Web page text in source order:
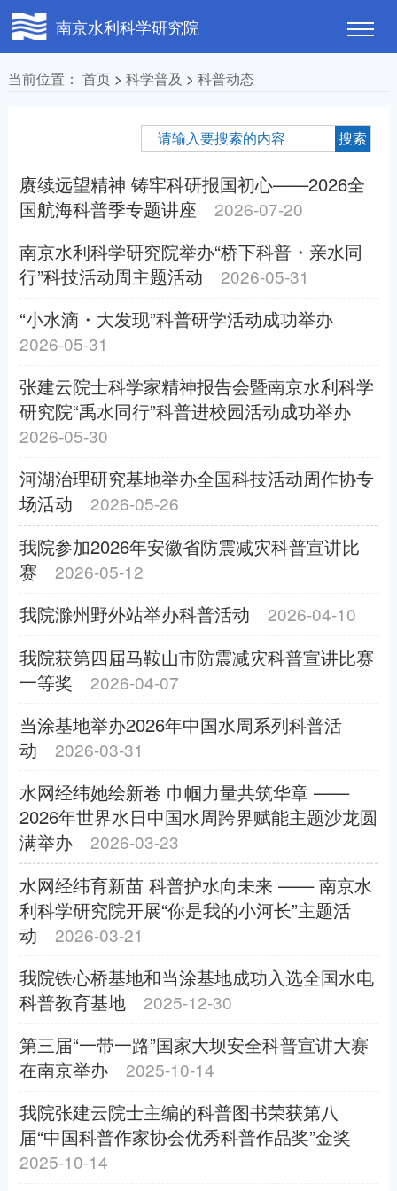
南京水利科学研究院
当前位置： 首页> 科学普及 > 科普动态
赓续远望精神 铸牢科研报国初心——2026全
国航海科普季专题讲座
2026-07-20
南京水利科学研究院举办“桥下科普・亲水同
行”科技活动周主题活动
2026-05-31
“小水滴・大发现”科普研学活动成功举办
2026-05-31
张建云院士科学家精神报告会暨南京水利科学
研究院“禹水同行”科普进校园活动成功举办
2026-05-30
河湖治理研究基地举办全国科技活动周作协专
场活动
2026-05-26
我院参加2026年安徽省防震减灾科普宣讲比
赛
2026-05-12
我院滁州野外站举办科普活动 2026-04-10
我院获第四届马鞍山市防震减灾科普宣讲比赛
一等奖
2026-04-07
当涂基地举办2026年中国水周系列科普活
动
2026-03-31
水网经纬她绘新卷 巾帼力量共筑华章 ——
2026年世界水日中国水周跨界赋能主题沙龙圆
满举办
2026-03-23
水网经纬育新苗 科普护水向未来 —— 南京水
利科学研究院开展“你是我的小河长”主题活
动
2026-03-21
我院铁心桥基地和当涂基地成功入选全国水电
科普教育基地
2025-12-30
第三届“一带一路”国家大坝安全科普宣讲大赛
在南京举办
2025-10-14
我院张建云院士主编的科普图书荣获第八
届“中国科普作家协会优秀科普作品奖”金奖
2025-10-14